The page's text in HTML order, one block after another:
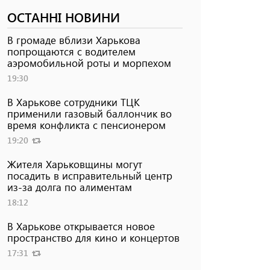
ОСТАННІ НОВИНИ
В громаде вблизи Харькова
попрощаются с водителем
аэромобильной роты и морпехом
19:30
В Харькове сотрудники ТЦК
применили газовый баллончик во
время конфликта с пенсионером
19:20
Жителя Харьковщины могут
посадить в исправительный центр
из-за долга по алиментам
18:12
В Харькове открывается новое
пространство для кино и концертов
17:31